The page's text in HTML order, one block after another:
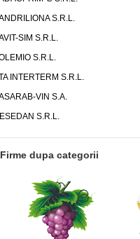
S.R.L.
SIM S.R.L.
S.R.L.
INTERTERM S.R.L.
VIN S.A.
S.R.L.
Firme dupa categorii